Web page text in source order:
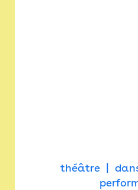
théâtre